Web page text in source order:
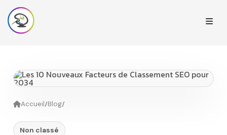
Accueil/Blog/
Non classé